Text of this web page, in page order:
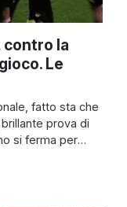
contro la
Le
fatto sta che
prova di
si ferma per
ravvicinati